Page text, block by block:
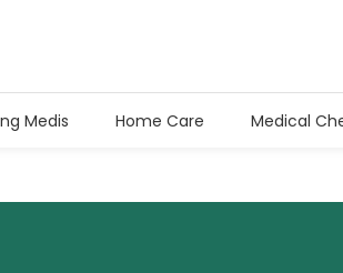
(0272) 3359 222
Medis Home Care Medical